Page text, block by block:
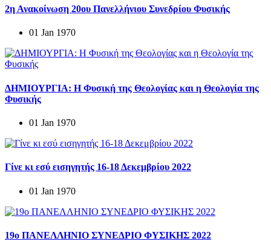
2η Ανακοίνωση 20ου Πανελλήνιου Συνεδρίου Φυσικής
01 Jan 1970
ΔΗΜΙΟΥΡΓΙΑ: Η Φυσική της Θεολογίας και η Θεολογία της
Φυσικής
01 Jan 1970
Γίνε κι εσύ εισηγητής 16-18 Δεκεμβρίου 2022
01 Jan 1970
19o ΠΑΝΕΛΛΗΝΙΟ ΣΥΝΕΔΡΙΟ ΦΥΣΙΚΗΣ 2022